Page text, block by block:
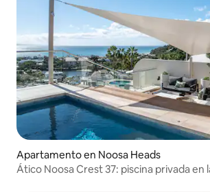
Apartamento en Noosa Heads
Ático Noosa Crest 37: piscina privada en